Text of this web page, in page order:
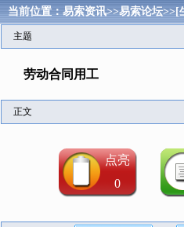
当前位置：易索资讯>>易索论坛>>[
主题
劳动合同用工
正文
点亮
0